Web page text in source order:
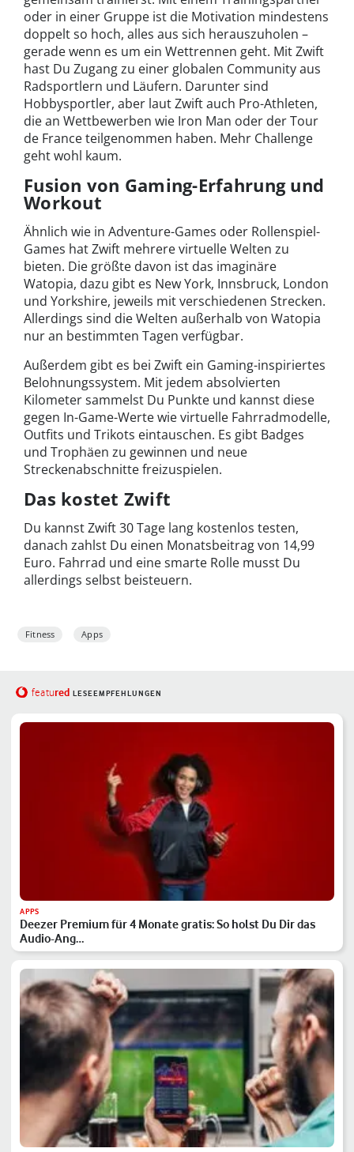
oder in einer Gruppe ist die Motivation mindestens
doppelt so hoch, alles aus sich herauszuholen –
gerade wenn es um ein Wettrennen geht. Mit Zwift
hast Du Zugang zu einer globalen Community aus
Radsportlern und Läufern. Darunter sind
Hobbysportler, aber laut Zwift auch Pro-Athleten,
die an Wettbewerben wie Iron Man oder der Tour
de France teilgenommen haben. Mehr Challenge
geht wohl kaum.
Fusion von Gaming-Erfahrung und
Workout
Ähnlich wie in Adventure-Games oder Rollenspiel-
Games hat Zwift mehrere virtuelle Welten zu
bieten. Die größte davon ist das imaginäre
Watopia, dazu gibt es New York, Innsbruck, London
und Yorkshire, jeweils mit verschiedenen Strecken.
Allerdings sind die Welten außerhalb von Watopia
nur an bestimmten Tagen verfügbar.
Außerdem gibt es bei Zwift ein Gaming-inspiriertes
Belohnungssystem. Mit jedem absolvierten
Kilometer sammelst Du Punkte und kannst diese
gegen In-Game-Werte wie virtuelle Fahrradmodelle,
Outfits und Trikots eintauschen. Es gibt Badges
und Trophäen zu gewinnen und neue
Streckenabschnitte freizuspielen.
Das kostet Zwift
Du kannst Zwift 30 Tage lang kostenlos testen,
danach zahlst Du einen Monatsbeitrag von 14,99
Euro. Fahrrad und eine smarte Rolle musst Du
allerdings selbst beisteuern.
Fitness Apps
featured LESEEMPFEHLUNGEN
APPS
Deezer Premium für 4 Monate gratis: So holst Du Dir das
Audio-Ang…